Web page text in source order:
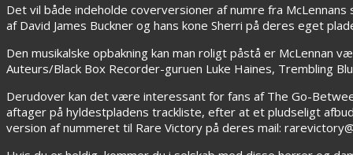
Det vil både indeholde coverversioner af numre fra
af David James Buckner og hans kone Sherri på deres eget
Den musikalske opbakning kan man roligt påstå er McLennan
Auteurs/Black Box Recorder-guruen Luke Haines, Trembling
Derudover kan det være interessant for fans af The Go-
aftager på hyldestpladens trackliste, efter at et pludseligt
version af nummeret til Rare Victory på deres mail: